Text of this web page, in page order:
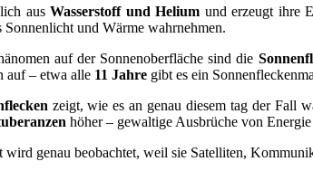
ausWasserstoff und Helium und erzeugt ihre
und Wärme wahrnehmen.
auf der Sonnenoberfläche sind die
auf – etwa alle 11 Jahre gibt es ein
zeigt, wie es an genau diesem tag der Fall
höher – gewaltige Ausbrüche von
genau beobachtet, weil sie Satelliten,